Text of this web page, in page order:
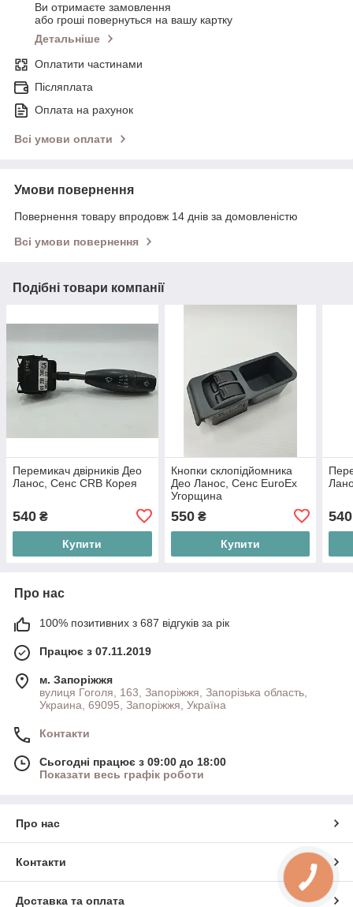
Ви отримаєте замовлення
або гроші повернуться на вашу картку
Детальніше
Оплатити частинами
Післяплата
Оплата на рахунок
Всі умови оплати
Умови повернення
Повернення товару впродовж 14 днів за домовленістю
Всі умови повернення
Подібні товари компанії
Перемикач двірників Део
Ланос, Сенс CRB Корея
540 ₴
Купити
Кнопки склопідйомника
Део Ланос, Сенс EuroEx
Угорщина
550₴
Купити
540
Про нас
100% позитивних з 687 відгуків за рік
Працює з 07.11.2019
м. Запоріжжя
вулиця Гоголя, 163, Запоріжжя, Запорізька область,
Украина, 69095, Запоріжжя, Україна
Контакти
Сьогодні працює з 09:00 до 18:00
Показати весь графік роботи
Про нас
Контакти
Доставка та оплата